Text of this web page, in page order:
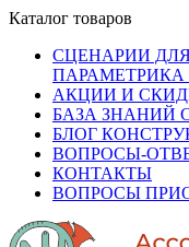
Каталог товаров
СЦЕНАРИИ
ПАРАМЕТРИКА
АКЦИИ И
БАЗА ЗНАНИЙ
БЛОГ
ВОПРОСЫ-
КОНТАКТЫ
ВОПРОСЫ